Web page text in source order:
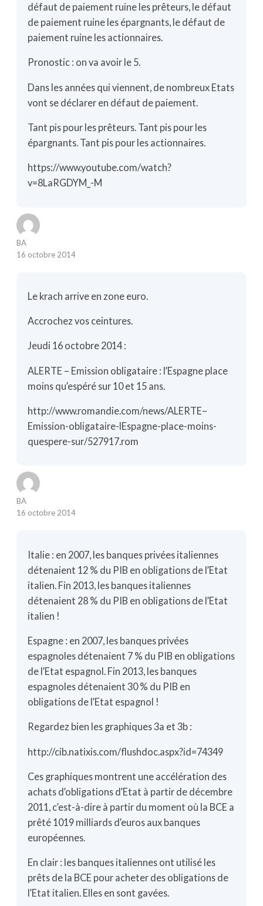
défaut de paiement ruine les prêteurs, le défaut
de paiement ruine les épargnants, le défaut de
paiement ruine les actionnaires.
Pronostic : on va avoir le 5.
Dans les années qui viennent, de nombreux Etats
vont se déclarer en défaut de paiement.
Tant pis pour les prêteurs. Tant pis pour les
épargnants. Tant pis pour les actionnaires.
https://www.youtube.com/watch?
v=8LaRGDYM_-M
BA
16 octobre 2014
Le krach arrive en zone euro.
Accrochez vos ceintures.
Jeudi 16 octobre 2014 :
ALERTE – Emission obligataire : l’Espagne place
moins qu’espéré sur 10 et 15 ans.
http://www.romandie.com/news/ALERTE–
Emission-obligataire-lEspagne-place-moins-
quespere-sur/527917.rom
BA
16 octobre 2014
Italie : en 2007, les banques privées italiennes
détenaient 12 % du PIB en obligations de l’Etat
italien. Fin 2013, les banques italiennes
détenaient 28 % du PIB en obligations de l’Etat
italien !
Espagne : en 2007, les banques privées
espagnoles détenaient 7 % du PIB en obligations
de l’Etat espagnol. Fin 2013, les banques
espagnoles détenaient 30 % du PIB en
obligations de l’Etat espagnol !
Regardez bien les graphiques 3a et 3b :
http://cib.natixis.com/flushdoc.aspx?id=74349
Ces graphiques montrent une accélération des
achats d’obligations d’Etat à partir de décembre
2011, c’est-à-dire à partir du moment où la BCE a
prêté 1019 milliards d’euros aux banques
européennes.
En clair : les banques italiennes ont utilisé les
prêts de la BCE pour acheter des obligations de
l’Etat italien. Elles en sont gavées.